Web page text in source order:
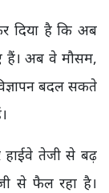
दिया है कि अब
हैं। अब वे मौसम,
बदल सकते
हाईवे तेजी से बढ़
से फैल रहा है।